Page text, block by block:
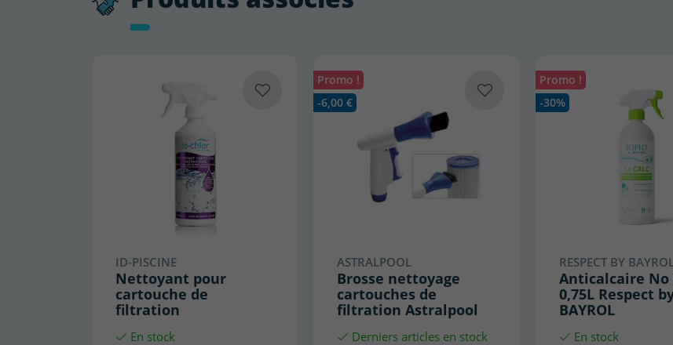
ID-PISCINE
Nettoyant pour
cartouche de
filtration
En stock
ASTRALPOOL
Brosse nettoyage
cartouches de
filtration Astralpool
Derniers articles en stock
Promo !
-6,00 €
RESPECT BY BAYROL
Anticalcaire No
0,75L Respect
BAYROL
En stock
Promo !
-30%